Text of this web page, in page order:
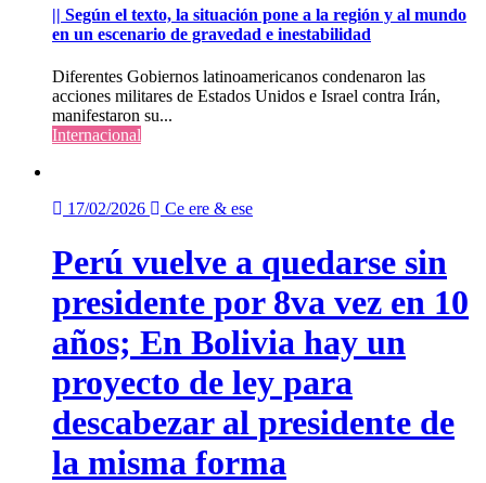
|| Según el texto, la situación pone a la región y al mundo
en un escenario de gravedad e inestabilidad
Diferentes Gobiernos latinoamericanos condenaron las
acciones militares de Estados Unidos e Israel contra Irán,
manifestaron su...
Internacional
17/02/2026 Ce ere & ese
Perú vuelve a quedarse sin
presidente por 8va vez en 10
años; En Bolivia hay un
proyecto de ley para
descabezar al presidente de
la misma forma